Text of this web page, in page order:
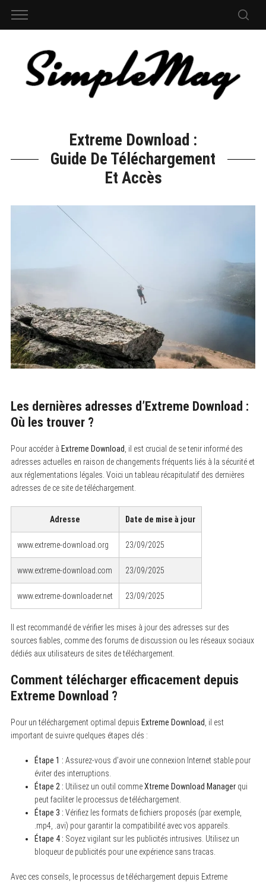
Extreme Download :
Guide De Téléchargement
Et Accès
Les dernières adresses d’Extreme Download :
Où les trouver ?
Pour accéder à Extreme Download , il est crucial de se tenir informé des
adresses actuelles en raison de changements fréquents liés à la sécurité et
aux réglementations légales. Voici un tableau récapitulatif des dernières
adresses de ce site de téléchargement.
Adresse Date de mise à jour
www.extreme-download.org 23/09/2025
www.extreme-download.com 23/09/2025
www.extreme-downloader.net 23/09/2025
Il est recommandé de vérifier les mises à jour des adresses sur des
sources fiables, comme des forums de discussion ou les réseaux sociaux
dédiés aux utilisateurs de sites de téléchargement.
Comment télécharger efficacement depuis
Extreme Download ?
Pour un téléchargement optimal depuis Extreme Download , il est
important de suivre quelques étapes clés :
Étape 1 : Assurez-vous d’avoir une connexion Internet stable pour
éviter des interruptions.
Étape 2 : Utilisez un outil commeXtreme Download Managerqui
peut faciliter le processus de téléchargement.
Étape 3 : Vérifiez les formats de fichiers proposés (par exemple,
.mp4, .avi) pour garantir la compatibilité avec vos appareils.
Étape 4 : Soyez vigilant sur les publicités intrusives. Utilisez un
bloqueur de publicités pour une expérience sans tracas.
Avec ces conseils, le processus de téléchargement depuis Extreme